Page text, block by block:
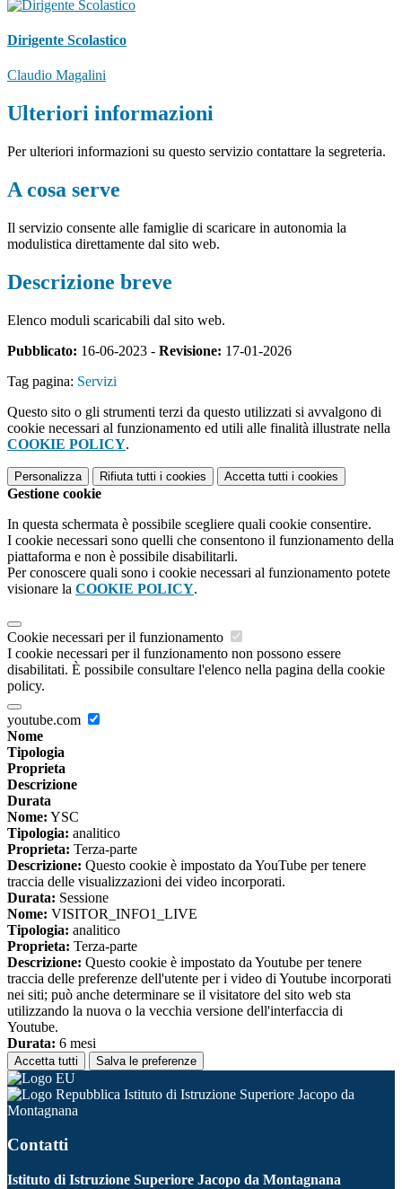
Dirigente Scolastico
Claudio Magalini
Ulteriori informazioni
Per ulteriori informazioni su questo servizio contattare la segreteria.
A cosa serve
Il servizio consente alle famiglie di scaricare in autonomia la
modulistica direttamente dal sito web.
Descrizione breve
Elenco moduli scaricabili dal sito web.
Pubblicato: 16-06-2023 - Revisione: 17-01-2026
Tag pagina: Servizi
Questo sito o gli strumenti terzi da questo utilizzati si avvalgono di
cookie necessari al funzionamento ed utili alle finalità illustrate nella
COOKIE POLICY.
Personalizza Rifiuta tutti i cookies Accetta tutti i cookies
Gestione cookie
In questa schermata è possibile scegliere quali cookie consentire.
I cookie necessari sono quelli che consentono il funzionamento della
piattaforma e non è possibile disabilitarli.
Per conoscere quali sono i cookie necessari al funzionamento potete
visionare la COOKIE POLICY.
Cookie necessari per il funzionamento
I cookie necessari per il funzionamento non possono essere
disabilitati. È possibile consultare l'elenco nella pagina della cookie
policy.
youtube.com
Nome
Tipologia
Proprieta
Descrizione
Durata
Nome: YSC
Tipologia: analitico
Proprieta: Terza-parte
Descrizione: Questo cookie è impostato da YouTube per tenere
traccia delle visualizzazioni dei video incorporati.
Durata: Sessione
Nome: VISITOR_INFO1_LIVE
Tipologia: analitico
Proprieta: Terza-parte
Descrizione: Questo cookie è impostato da Youtube per tenere
traccia delle preferenze dell'utente per i video di Youtube incorporati
nei siti; può anche determinare se il visitatore del sito web sta
utilizzando la nuova o la vecchia versione dell'interfaccia di
Youtube.
Durata: 6 mesi
Accetta tutti Salva le preferenze
Istituto di Istruzione Superiore Jacopo da
Montagnana
Contatti
Istituto di Istruzione Superiore Jacopo da Montagnana